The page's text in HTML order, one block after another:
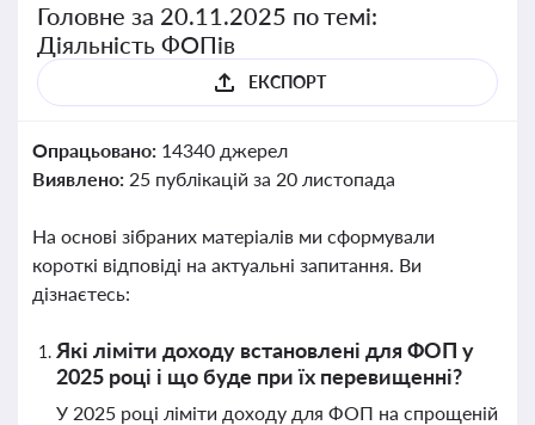
Головне за 20.11.2025 по темі:
Діяльність ФОПів
ЕКСПОРТ
Опрацьовано: 14340 джерел
Виявлено: 25 публікацій за 20 листопада
На основі зібраних матеріалів ми сформували
короткі відповіді на актуальні запитання. Ви
дізнаєтесь:
Які ліміти доходу встановлені для ФОП у
2025 році і що буде при їх перевищенні?
У 2025 році ліміти доходу для ФОП на спрощеній